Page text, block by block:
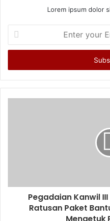
Lorem ipsum dolor
your
Email
Pegadaian Kanwil
Ratusan Paket